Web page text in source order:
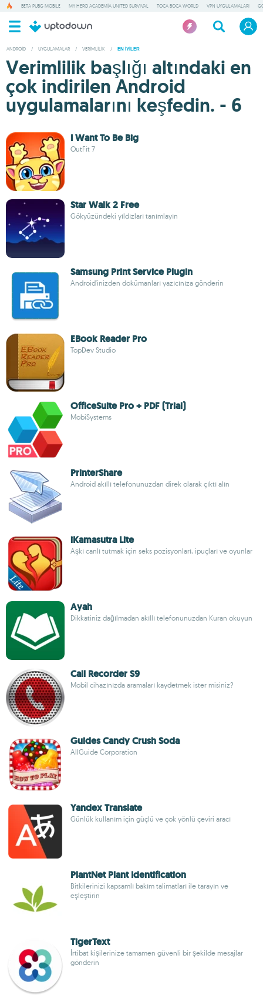
BETA PUBG MOBILE MY HERO ACADEMIA UNITED SURVIVAL TOCA BOCA WORLD VPN UYGULAMALARI
ANDROID / UYGULAMALAR / VERIMLILIK / EN IYILER
Verimlilik başlığı altındaki en
çok indirilen Android
uygulamalarını keşfedin. - 6
I Want To Be Big
OutFit 7
Star Walk 2 Free
Gökyüzündeki yıldızları tanımlayın
Samsung Print Service Plugin
Android'inizden dokümanları yazıcınıza gönderin
EBook Reader Pro
TopDev Studio
OfficeSuite Pro + PDF (Trial)
MobiSystems
PrinterShare
Android akıllı telefonunuzdan direk olarak çıktı alın
iKamasutra Lite
Aşkı canlı tutmak için seks pozisyonları, ipuçları ve oyunlar
Ayah
Dikkatiniz dağılmadan akıllı telefonunuzdan Kuran okuyun
Call Recorder S9
Mobil cihazınızda aramaları kaydetmek ister misiniz?
Guides Candy Crush Soda
AllGuide Corporation
Yandex Translate
Günlük kullanım için güçlü ve çok yönlü çeviri aracı
PlantNet Plant Identification
Bitkilerinizi kapsamlı bakım talimatları ile tarayın ve
eşleştirin
TigerText
İrtibat kişilerinize tamamen güvenli bir şekilde mesajlar
gönderin